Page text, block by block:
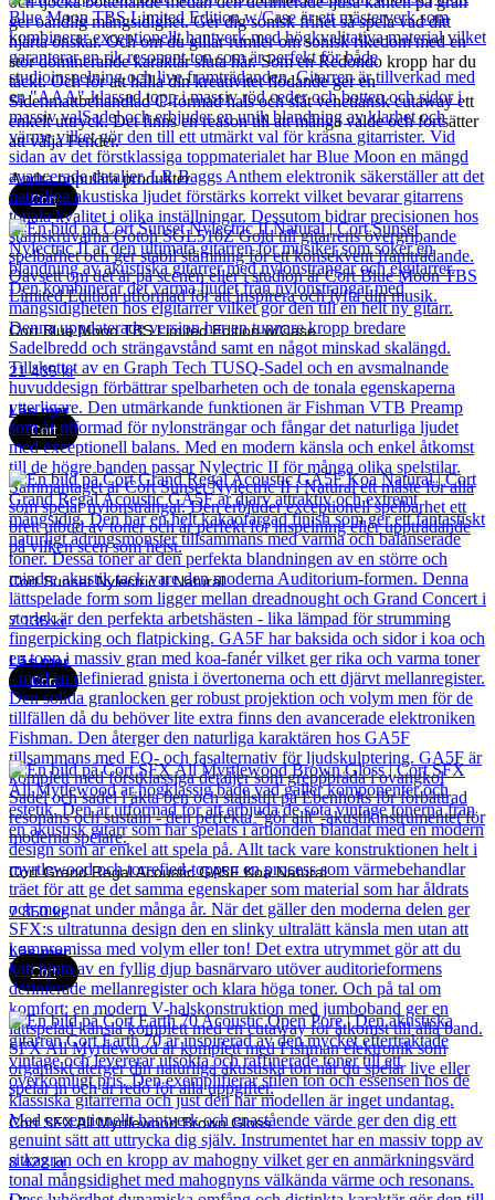
ger oändlig mångsidighet. Ger dig sonisk frihet så spela vad ditt
hjärta önskar. Och om du gillar rumler om sonisk rikedom med en
stor dominerande karaktär sluta här. Som en Redondo kropp har du
täckt. Och för att hålla din kreativitet flödande ger en
Sidenmattbehandlad C-formad hals och slät venetiansk cutaway ett
enkelt uttryck. Det finns en reason till att många valde och fortsätter
att välja Fender.
Andra populära produkter
Cort
Cort Blue Moon TBS Limited Edition w/Case
21 435kr
Läs mer
Cort
Cort Sunset Nylectric II Natural
7 135kr
Läs mer
Cort
Cort Grand Regal Acoustic GA5F Koa Natural
7 850kr
Läs mer
Cort
Cort SFX All Myrtlewood Brown Gloss
8 422kr